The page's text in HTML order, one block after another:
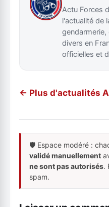
Actu Forces
l'actualité de
divers en
officielles et
← Plus d'actualités
🛡️ Espace modéré :
validé manuellement
ne sont pas autorisés.
spam.